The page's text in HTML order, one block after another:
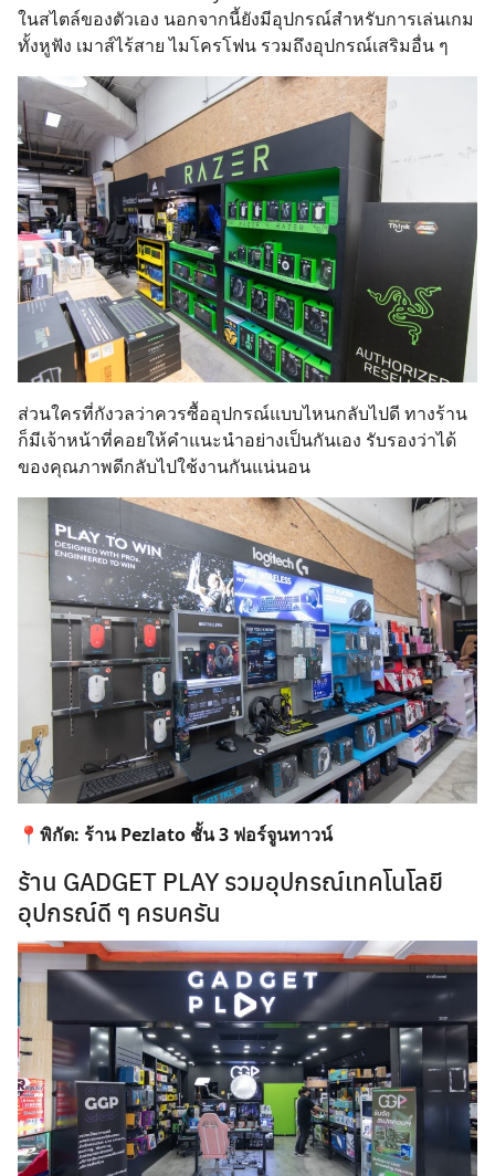
ในสไตล์ของตัวเอง นอกจากนี้ยังมีอุปกรณ์สำหรับการเล่นเกม
ทั้งหูฟัง เมาส์ไร้สาย ไมโครโฟน รวมถึงอุปกรณ์เสริมอื่น ๆ
ส่วนใครที่กังวลว่าควรซื้ออุปกรณ์แบบไหนกลับไปดี ทางร้าน
ก็มีเจ้าหน้าที่คอยให้คำแนะนำอย่างเป็นกันเอง รับรองว่าได้
ของคุณภาพดีกลับไปใช้งานกันแน่นอน
📍พิกัด: ร้าน Pezlato ชั้น 3 ฟอร์จูนทาวน์
ร้าน GADGET PLAY รวมอุปกรณ์เทคโนโลยี
อุปกรณ์ดี ๆ ครบครัน